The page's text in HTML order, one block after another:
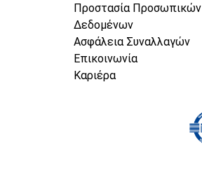
Προστασία Προσωπικών
Δεδομένων
Ασφάλεια Συναλλαγών
Επικοινωνία
Καριέρα